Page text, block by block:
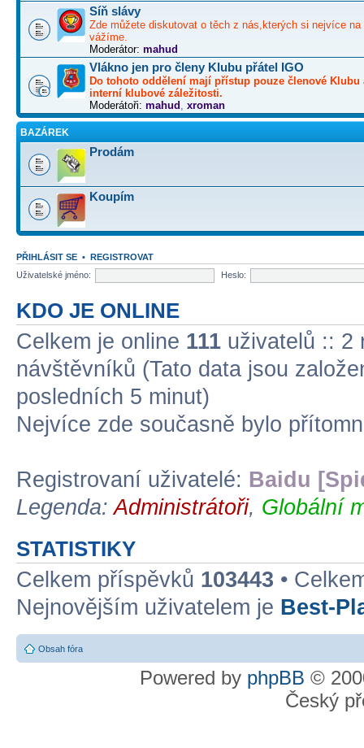
Síň slávy
Zde můžete diskutovat o těch z nás,kterých si nejvíce na
vážíme.
Moderátor: mahud
Vlákno jen pro členy Klubu přátel IGO
Do tohoto oddělení mají přístup pouze členové Klubu
interní klubové záležitosti.
Moderátoři: mahud xroman
BAZÁREK
Prodám
Koupím
PŘIHLÁSIT SE • REGISTROVAT
Uživatelské jméno:
Heslo:
KDO JE ONLINE
Celkem je online 111 uživatelů :: 2
návštěvníků (Tato data jsou
posledních 5 minut)
Nejvíce zde současně bylo
Registrovaní uživatelé: Baidu
Legenda:Administrátoři, Globální
STATISTIKY
Celkem příspěvků 103443 •
Nejnovějším uživatelem je Best-
Obsah fóra
Powered by phpBB ©
Český